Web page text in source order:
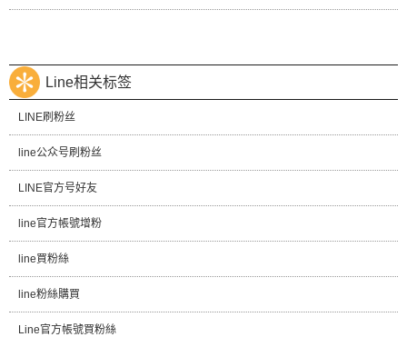
Line相关标签
LINE刷粉丝
line公众号刷粉丝
LINE官方号好友
line官方帳號增粉
line買粉絲
line粉絲購買
Line官方帳號買粉絲